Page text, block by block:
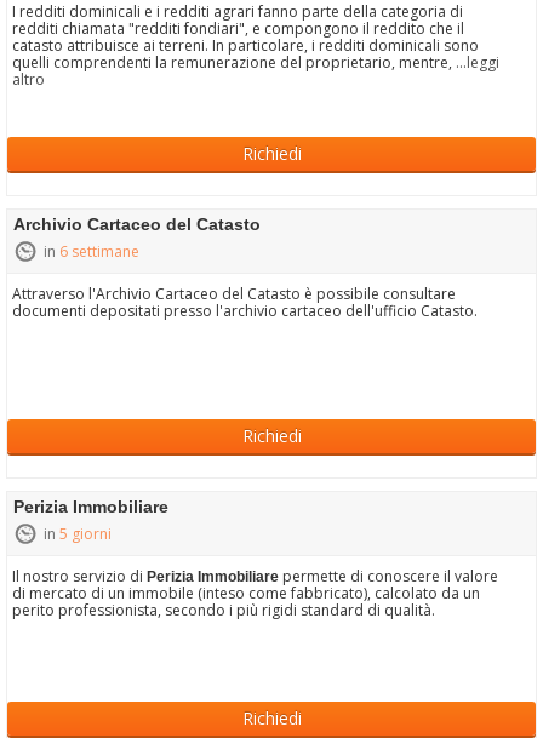
I redditi dominicali e i redditi agrari fanno parte della categoria di
redditi chiamata "redditi fondiari", e compongono il reddito che il
catasto attribuisce ai terreni. In particolare, i redditi dominicali sono
quelli comprendenti la remunerazione del proprietario, mentre, ...leggi
altro
Richiedi
Archivio Cartaceo del Catasto
in 6 settimane
Attraverso l'Archivio Cartaceo del Catasto è possibile consultare
documenti depositati presso l'archivio cartaceo dell'ufficio Catasto.
Richiedi
Perizia Immobiliare
in 5 giorni
Il nostro servizio diPerizia Immobiliare permette di conoscere il valore
di mercato di un immobile (inteso come fabbricato), calcolato da un
perito professionista, secondo i più rigidi standard di qualità.
Richiedi